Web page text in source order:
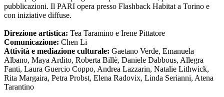
pubblicazioni. Il PARI opera presso Flashback Habitat a Torino e
con iniziative diffuse.
Direzione artistica: Tea Taramino e Irene Pittatore
Comunicazione: Chen Li
Attività e mediazione culturale: Gaetano Verde, Emanuela
Albano, Maya Ardito, Roberta Billè, Daniele Dabbous, Allegra
Fanti, Laura Guercio Coppo, Andrea Lazzarin, Natalie Lithwick,
Rita Margaira, Petra Probst, Elena Radovix, Linda Serianni, Atena
Tarantino